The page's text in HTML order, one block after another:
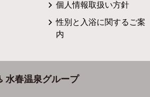
個人情報取扱い方針
性別と入浴に関するご案
内
水春温泉グループ